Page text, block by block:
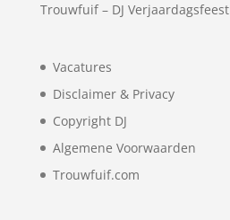
Trouwfuif– DJ Verjaardagsfeest
Vacatures
Disclaimer & Privacy
Copyright DJ
Algemene Voorwaarden
Trouwfuif.com